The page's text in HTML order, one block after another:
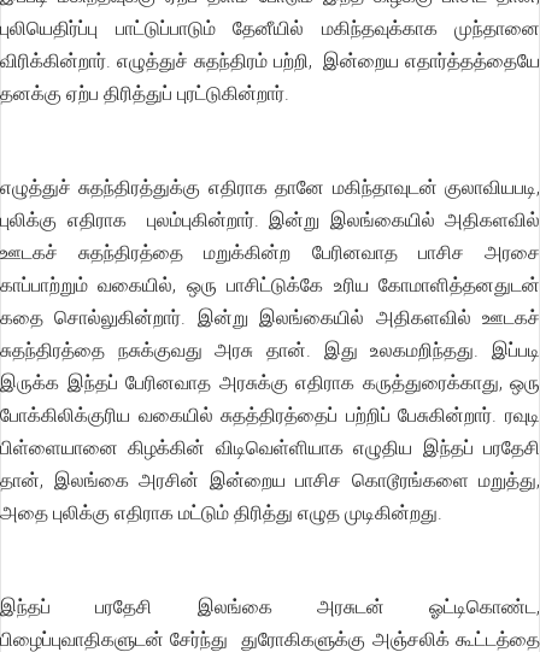
புலியெதிர்ப்பு பாட்டுப்பாடும் தேனீயில் மகிந்தவுக்காக முந்தானை
விரிக்கின்றார். எழுத்துச் சுதந்திரம் பற்றி, இன்றைய எதார்த்தத்தையே
தனக்கு ஏற்ப திரித்துப் புரட்டுகின்றார்.
எழுத்துச் சுதந்திரத்துக்கு எதிராக தானே மகிந்தாவுடன் குலாவியபடி,
புலிக்கு எதிராக புலம்புகின்றார். இன்று இலங்கையில் அதிகளவில்
ஊடகச் சுதந்திரத்தை மறுக்கின்ற பேரினவாத பாசிச அரசை
காப்பாற்றும் வகையில், ஒரு பாசிட்டுக்கே உரிய கோமாளித்தனதுடன்
கதை சொல்லுகின்றார். இன்று இலங்கையில் அதிகளவில் ஊடகச்
சுதந்திரத்தை நசுக்குவது அரசு தான். இது உலகமறிந்தது. இப்படி
இருக்க இந்தப் பேரினவாத அரசுக்கு எதிராக கருத்துரைக்காது, ஒரு
போக்கிலிக்குரிய வகையில் சுதத்திரத்தைப் பற்றிப் பேசுகின்றார். ரவுடி
பிள்ளையானை கிழக்கின் விடிவெள்ளியாக எழுதிய இந்தப் பரதேசி
தான், இலங்கை அரசின் இன்றைய பாசிச கொடூரங்களை மறுத்து,
அதை புலிக்கு எதிராக மட்டும் திரித்து எழுத முடிகின்றது.
இந்தப் பரதேசி இலங்கை அரசுடன் ஓட்டிகொண்ட,
பிழைப்புவாதிகளுடன் சேர்ந்து துரோகிகளுக்கு அஞ்சலிக் கூட்டத்தை